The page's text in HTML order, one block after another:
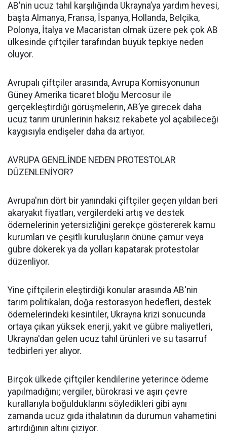
AB'nin ucuz tahıl karşılığında Ukrayna’ya yardım hevesi,
başta Almanya, Fransa, İspanya, Hollanda, Belçika,
Polonya, İtalya ve Macaristan olmak üzere pek çok AB
ülkesinde çiftçiler tarafından büyük tepkiye neden
oluyor.
Avrupalı çiftçiler arasında, Avrupa Komisyonunun
Güney Amerika ticaret bloğu Mercosur ile
gerçekleştirdiği görüşmelerin, AB’ye girecek daha
ucuz tarım ürünlerinin haksız rekabete yol açabileceği
kaygısıyla endişeler daha da artıyor.
AVRUPA GENELİNDE NEDEN PROTESTOLAR
DÜZENLENİYOR?
Avrupa'nın dört bir yanındaki çiftçiler geçen yıldan beri
akaryakıt fiyatları, vergilerdeki artış ve destek
ödemelerinin yetersizliğini gerekçe göstererek kamu
kurumları ve çeşitli kuruluşların önüne çamur veya
gübre dökerek ya da yolları kapatarak protestolar
düzenliyor.
Yine çiftçilerin eleştirdiği konular arasında AB'nin
tarım politikaları, doğa restorasyon hedefleri, destek
ödemelerindeki kesintiler, Ukrayna krizi sonucunda
ortaya çıkan yüksek enerji, yakıt ve gübre maliyetleri,
Ukrayna'dan gelen ucuz tahıl ürünleri ve su tasarruf
tedbirleri yer alıyor.
Birçok ülkede çiftçiler kendilerine yeterince ödeme
yapılmadığını; vergiler, bürokrasi ve aşırı çevre
kurallarıyla boğulduklarını söyledikleri gibi aynı
zamanda ucuz gıda ithalatının da durumun vahametini
artırdığının altını çiziyor.